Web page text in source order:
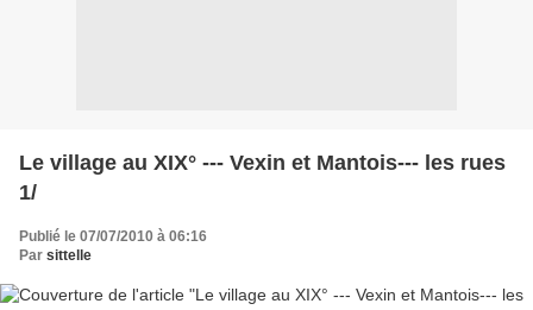
Le village au XIX° --- Vexin et Mantois--- les rues
1/
Publié le 07/07/2010 à 06:16
Par sittelle